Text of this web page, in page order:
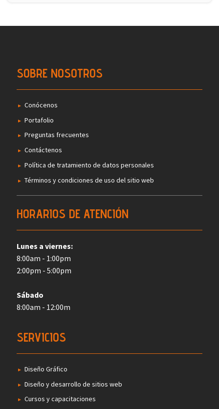
SOBRE NOSOTROS
Conócenos
Portafolio
Preguntas frecuentes
Contáctenos
Política de tratamiento de datos personales
Términos y condiciones de uso del sitio web
HORARIOS DE ATENCIÓN
Lunes a viernes:
8:00am - 1:00pm
2:00pm - 5:00pm
Sábado
8:00am - 12:00m
SERVICIOS
Diseño Gráfico
Diseño y desarrollo de sitios web
Cursos y capacitaciones